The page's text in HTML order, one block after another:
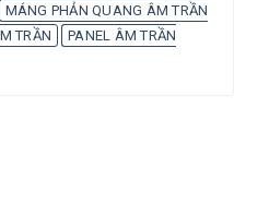
MÁNG PHẢN QUANG ÂM TRẦN
TRẦN
PANEL ÂM TRẦN